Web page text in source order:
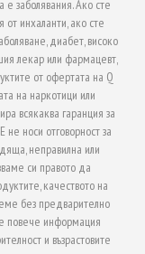
заболявания. Ако сте
инхаланти, ако сте
диабет, високо
лекар или фармацевт,
от офертата на Q
на наркотици или
всякаква гаранция за
не носи отговорност за
неправилна или
си правото да
качеството на
без предварително
повече информация
и възрастовите